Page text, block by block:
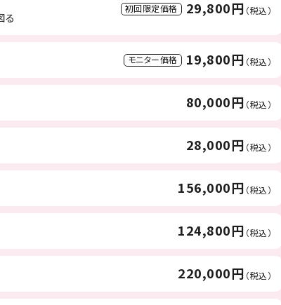
る
初回限定価格 29,800円 （税込）
モニター価格 19,800円 （税込）
80,000円 （税込）
28,000円 （税込）
156,000円 （税込）
124,800円 （税込）
220,000円 （税込）